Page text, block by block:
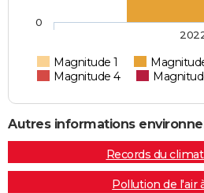
Magnitude 1
Magnitude 4
0
Autres informations
Records du
Pollution de l'air